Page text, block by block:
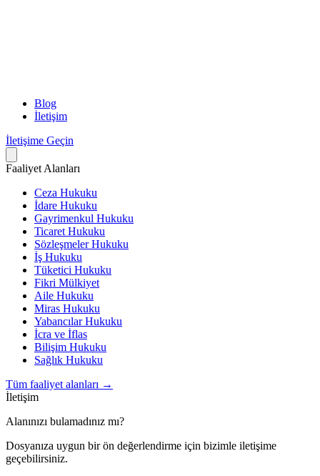
Blog
İletişim
İletişime Geçin
Faaliyet Alanları
Ceza Hukuku
İdare Hukuku
Gayrimenkul Hukuku
Ticaret Hukuku
Sözleşmeler Hukuku
İş Hukuku
Tüketici Hukuku
Fikri Mülkiyet
Aile Hukuku
Miras Hukuku
Yabancılar Hukuku
İcra ve İflas
Bilişim Hukuku
Sağlık Hukuku
Tüm faaliyet alanları →
İletişim
Alanınızı bulamadınız mı?
Dosyanıza uygun bir ön değerlendirme için bizimle iletişime
geçebilirsiniz.